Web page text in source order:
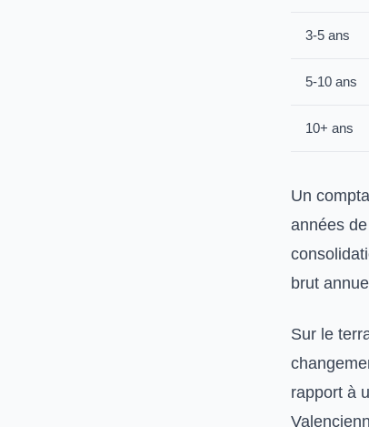
3-5 ans
5-10 ans
10+ ans
Un
années
brut
Sur le
rapport à